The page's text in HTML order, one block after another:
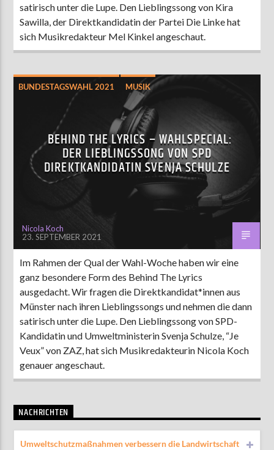
satirisch unter die Lupe. Den Lieblingssong von Kira
Sawilla, der Direktkandidatin der Partei Die Linke hat
sich Musikredakteur Mel Kinkel angeschaut.
BUNDESTAGSWAHL 2021 MUSIK
BEHIND THE LYRICS – WAHLSPECIAL:
DER LIEBLINGSSONG VON SPD
DIREKTKANDIDATIN SVENJA SCHULZE
Nicola Koch
23. SEPTEMBER 2021
Im Rahmen der Qual der Wahl-Woche haben wir eine
ganz besondere Form des Behind The Lyrics
ausgedacht. Wir fragen die Direktkandidat*innen aus
Münster nach ihren Lieblingssongs und nehmen die dann
satirisch unter die Lupe. Den Lieblingssong von SPD-
Kandidatin und Umweltministerin Svenja Schulze, “Je
Veux” von ZAZ, hat sich Musikredakteurin Nicola Koch
genauer angeschaut.
NACHRICHTEN
Umweltschutzmaßnahmen verbessern die Landwirtschaft